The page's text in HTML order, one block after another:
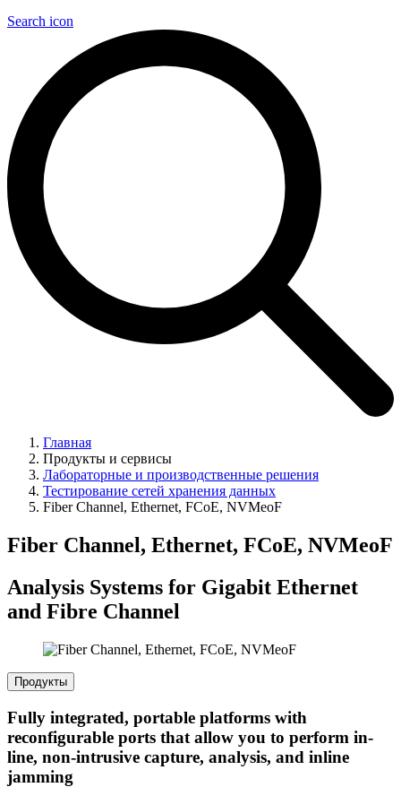
Search icon
Главная
Продукты и сервисы
Лабораторные и производственные решения
Тестирование сетей хранения данных
Fiber Channel, Ethernet, FCoE, NVMeoF
Fiber Channel, Ethernet, FCoE, NVMeoF
Analysis Systems for Gigabit Ethernet
and Fibre Channel
Продукты
Fully integrated, portable platforms with
reconfigurable ports that allow you to perform in-
line, non-intrusive capture, analysis, and inline
jamming